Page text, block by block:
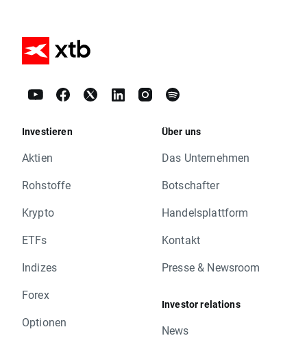
Investieren
Aktien
Rohstoffe
Krypto
ETFs
Indizes
Forex
Optionen
Über uns
Das Unternehmen
Botschafter
Handelsplattform
Kontakt
Presse & Newsroom
Investor relations
News